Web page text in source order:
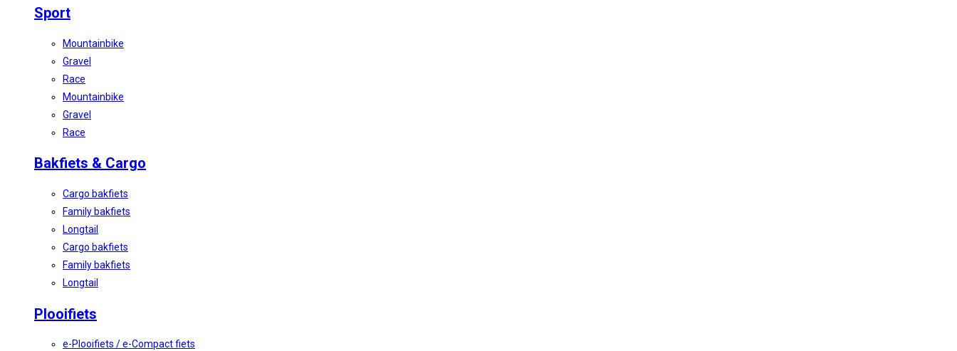
Sport
Mountainbike
Gravel
Race
Mountainbike
Gravel
Race
Bakfiets & Cargo
Cargo bakfiets
Family bakfiets
Longtail
Cargo bakfiets
Family bakfiets
Longtail
Plooifiets
e-Plooifiets / e-Compact fiets